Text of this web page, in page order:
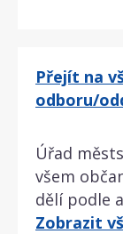
Přejít na
odboru/
Úřad
všem
dělí podle
Zobrazit